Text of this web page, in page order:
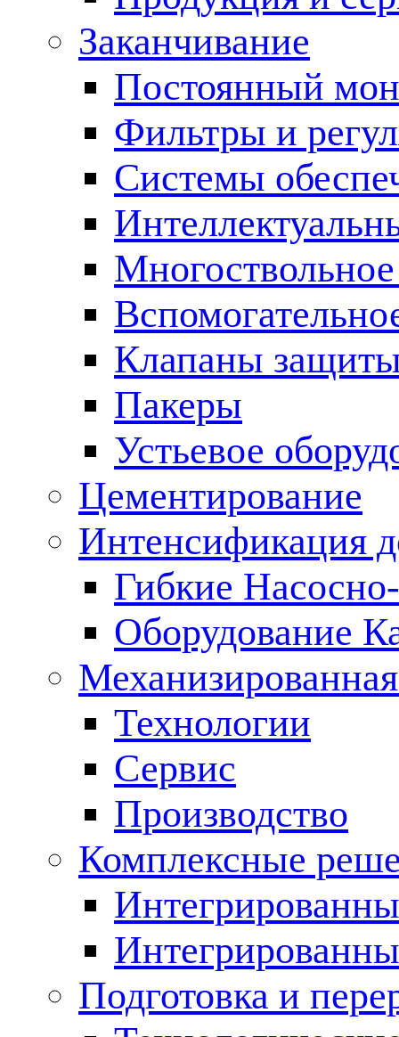
Заканчивание
Постоянный
Фильтры и
Cистемы
Клапаны
Пакеры
Устьевое
Цементирование
Интенсификация
Гибкие
Оборудование
Технологии
Сервис
Производство
Комплексные
Подготовка и